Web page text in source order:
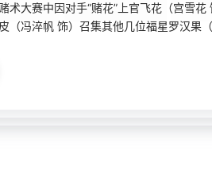
大赛中因对手“赌花”上官飞花（宫雪花
（冯淬帆 饰）召集其他几位福星罗汉果